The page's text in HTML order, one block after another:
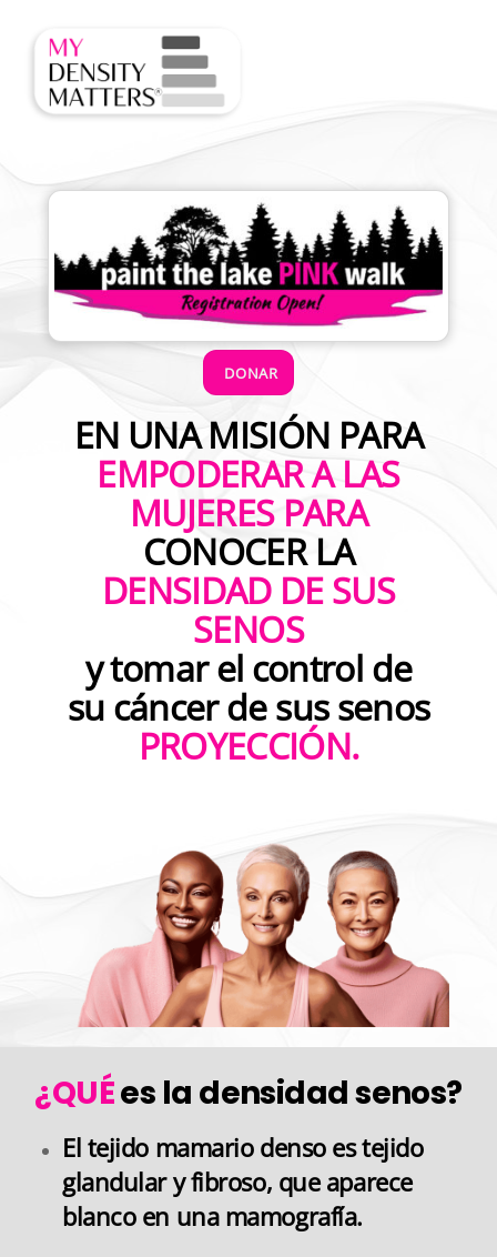
content
DONAR
EN UNA MISIÓN PARA
EMPODERAR A LAS
MUJERES PARA
CONOCER LA
DENSIDAD DE SUS
SENOS
y tomar el control de
su cáncer de sus senos
PROYECCIÓN.
¿QUÉes la densidad senos?
El tejido mamario denso es tejido
glandular y fibroso, que aparece
blanco en una mamografía.